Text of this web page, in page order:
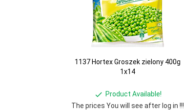
1137 Hortex Groszek zielony 400g
1x14
Product Available!
The prices You will see after log in !!!